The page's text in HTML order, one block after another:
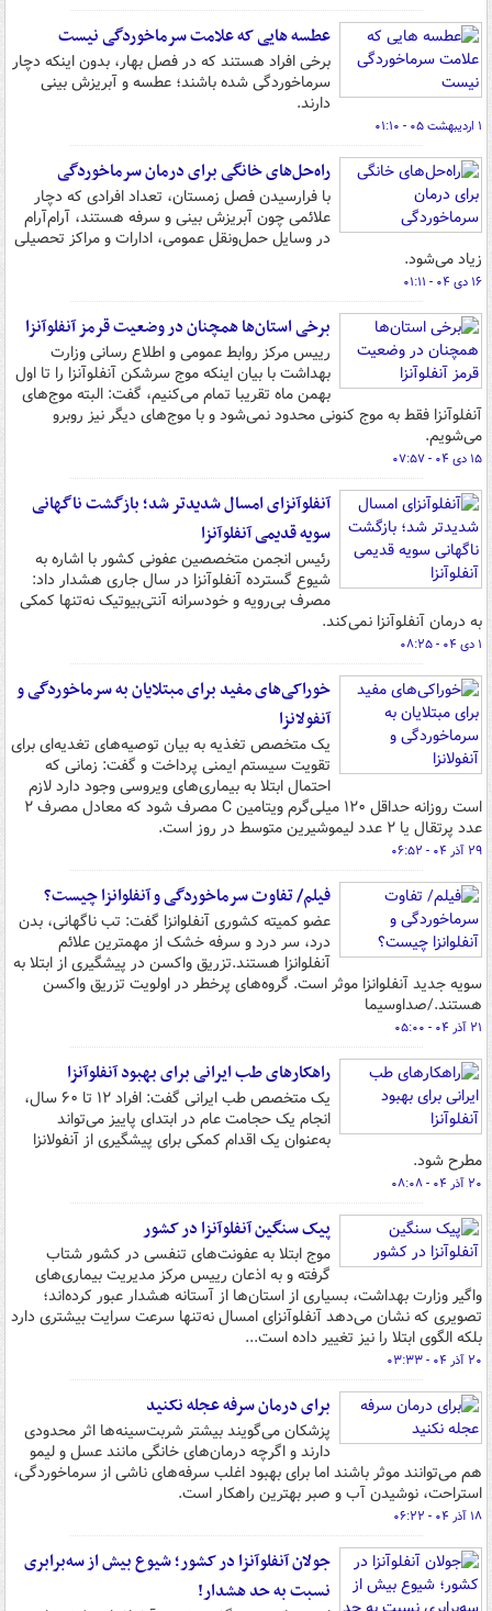
عطسه هایی که علامت سرماخوردگی نیست
برخی افراد هستند که در فصل بهار، بدون اینکه دچار
سرماخوردگی شده باشند؛ عطسه و آبریزش بینی
دارند.
۱ اردیبهشت ۰۵ - ۰۱:۱۰
راه‌حل‌های خانگی برای درمان سرماخوردگی
با فرارسیدن فصل زمستان، تعداد افرادی که دچار
علائمی چون آبریزش بینی و سرفه هستند، آرام‌آرام
در وسایل حمل‌ونقل عمومی، ادارات و مراکز تحصیلی
زیاد می‌شود.
۱۶ دی ۰۴ - ۰۱:۱۱
برخی استان‌ها همچنان در وضعیت قرمز آنفلوآنزا
رییس مرکز روابط عمومی و اطلاع رسانی وزارت
بهداشت با بیان اینکه موج سرشکن آنفلوآنزا را تا اول
بهمن ماه تقریبا تمام می‌کنیم، گفت: البته موج‌های
آنفلوآنزا فقط به موج کنونی محدود نمی‌شود و با موج‌های دیگر نیز روبرو
می‌شویم.
۱۵ دی ۰۴ - ۰۷:۵۷
آنفلوآنزای امسال شدیدتر شد؛ بازگشت ناگهانی
سویه قدیمی آنفلوآنزا
رئیس انجمن متخصصین عفونی کشور با اشاره به
شیوع گسترده آنفلوآنزا در سال جاری هشدار داد:
مصرف بی‌رویه و خودسرانه آنتی‌بیوتیک نه‌تنها کمکی
به درمان آنفلوآنزا نمی‌کند.
۱ دی ۰۴ - ۰۸:۲۵
خوراکی‌های مفید برای مبتلایان به سرماخوردگی و
آنفولانزا
یک متخصص تغذیه به بیان توصیه‌های تغدیه‌ای برای
تقویت سیستم ایمنی پرداخت و گفت: زمانی که
احتمال ابتلا به بیماری‌های ویروسی وجود دارد لازم
است روزانه حداقل ۱۲۰ میلی‌گرم ویتامین C مصرف شود که معادل مصرف ۲
عدد پرتقال یا ۲ عدد لیموشیرین متوسط در روز است.
۲۹ آذر ۰۴ - ۰۶:۵۲
فیلم/ تفاوت سرماخوردگی و آنفلوانزا چیست؟
عضو کمیته کشوری آنفلوانزا گفت: تب ناگهانی، بدن
درد، سر درد و سرفه خشک از مهمترین علائم
آنفلوانزا هستند.تزریق واکسن در پیشگیری از ابتلا به
سویه جدید آنفلوانزا موثر است. گروه‌های پرخطر در اولویت تزریق واکسن
هستند./صداوسیما
۲۱ آذر ۰۴ - ۰۵:۰۰
راهکارهای طب ایرانی برای بهبود آنفلوآنزا
یک متخصص طب ایرانی گفت: افراد ۱۲ تا ۶۰ سال،
انجام یک حجامت عام در ابتدای پاییز می‌تواند
به‌عنوان یک اقدام کمکی برای پیشگیری از آنفولانزا
مطرح شود.
۲۰ آذر ۰۴ - ۰۸:۰۸
پیک سنگین آنفلوآنزا در کشور
موج ابتلا به عفونت‌های تنفسی در کشور شتاب
گرفته و به اذعان رییس مرکز مدیریت بیماری‌های
واگیر وزارت بهداشت، بسیاری از استان‌ها از آستانه هشدار عبور کرده‌اند؛
تصویری که نشان می‌دهد آنفلوآنزای امسال نه‌تنها سرعت سرایت بیشتری دارد
بلکه الگوی ابتلا را نیز تغییر داده است...
۲۰ آذر ۰۴ - ۰۳:۳۳
برای درمان سرفه عجله نکنید
پزشکان می‌گویند بیشتر شربت‌سینه‌ها اثر محدودی
دارند و اگرچه درمان‌های خانگی مانند عسل و لیمو
هم می‌توانند موثر باشند اما برای بهبود اغلب سرفه‌های ناشی از سرماخوردگی،
استراحت، نوشیدن آب و صبر بهترین راهکار است.
۱۸ آذر ۰۴ - ۰۶:۲۲
جولان آنفلوآنزا در کشور؛ شیوع بیش از سه‌برابری
نسبت به حد هشدار!